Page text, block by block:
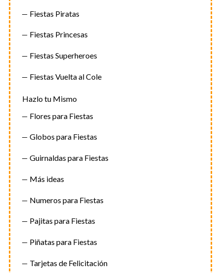
Fiestas Piratas
Fiestas Princesas
Fiestas Superheroes
Fiestas Vuelta al Cole
Hazlo tu Mismo
Flores para Fiestas
Globos para Fiestas
Guirnaldas para Fiestas
Más ideas
Numeros para Fiestas
Pajitas para Fiestas
Piñatas para Fiestas
Tarjetas de Felicitación